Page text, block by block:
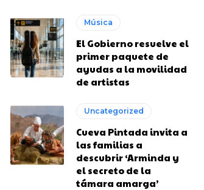
Música
El Gobierno resuelve el
primer paquete de
ayudas a la movilidad
de artistas
Uncategorized
Cueva Pintada invita a
las familias a
descubrir ‘Arminda y
el secreto de la
támara amarga’